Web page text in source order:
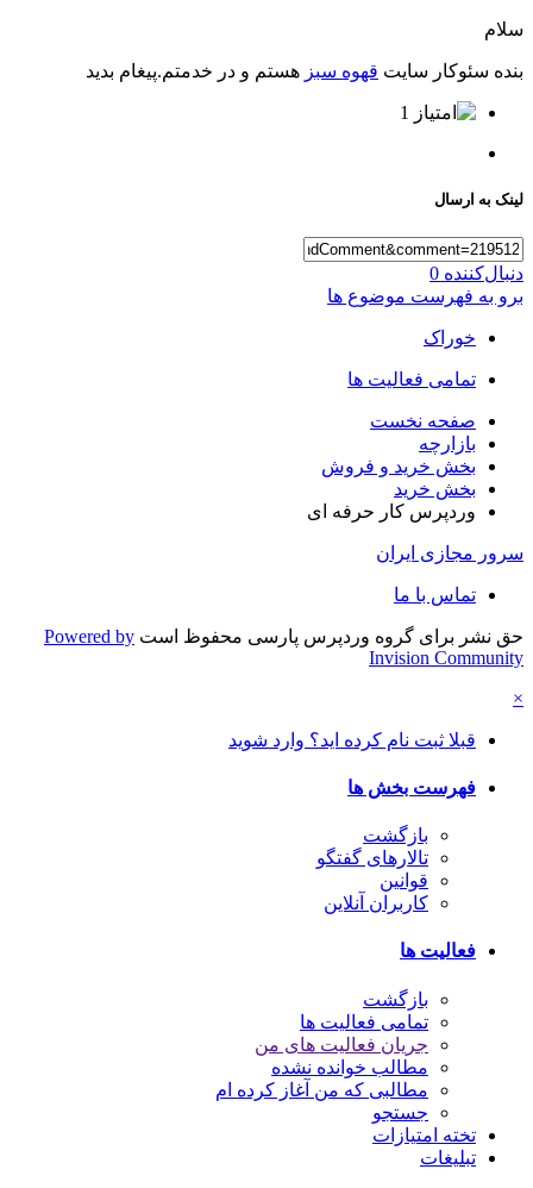
سلام
بنده سئوکار سایت قهوه سبز هستم و در خدمتم.پیغام بدید
1
لینک به ارسال
دنبال‌کننده 0
برو به فهرست موضوع ها
خوراک
تمامی فعالیت ها
صفحه نخست
بازارچه
بخش خرید و فروش
بخش خرید
وردپرس کار حرفه ای
سرور مجازی ایران
تماس با ما
حق نشر برای گروه وردپرس پارسی محفوظ است Powered by
Invision Community
×
قبلا ثبت نام کرده اید؟ وارد شوید
فهرست بخش ها
بازگشت
تالارهای گفتگو
قوانین
کاربران آنلاین
فعالیت ها
بازگشت
تمامی فعالیت ها
جریان فعالیت های من
مطالب خوانده نشده
مطالبی که من آغاز کرده ام
جستجو
تخته امتیازات
تبلیغات